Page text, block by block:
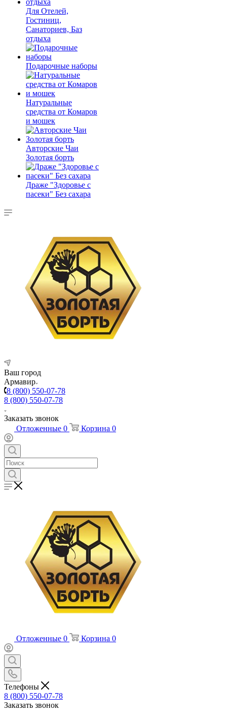
Для Отелей,
Гостиниц,
Санаториев, Баз
отдыха
Подарочные наборы
Натуральные
средства от Комаров
и мошек
Авторские Чаи
Золотая борть
Драже "Здоровье с
пасеки" Без сахара
Ваш город
Армавир
8 (800) 550-07-78
8 (800) 550-07-78
Заказать звонок
Отложенные 0 Корзина 0
Отложенные 0 Корзина 0
Телефоны
8 (800) 550-07-78
Заказать звонок